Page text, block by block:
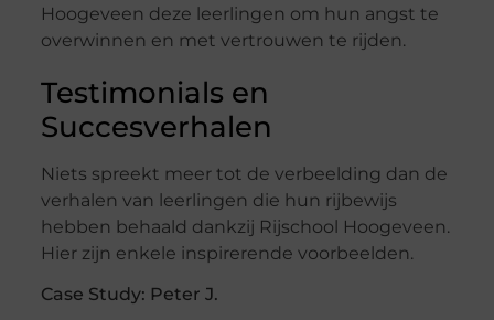
Hoogeveen deze leerlingen om hun angst te
overwinnen en met vertrouwen te rijden.
Testimonials en
Succesverhalen
Niets spreekt meer tot de verbeelding dan de
verhalen van leerlingen die hun rijbewijs
hebben behaald dankzij Rijschool Hoogeveen.
Hier zijn enkele inspirerende voorbeelden.
Case Study: Peter J.